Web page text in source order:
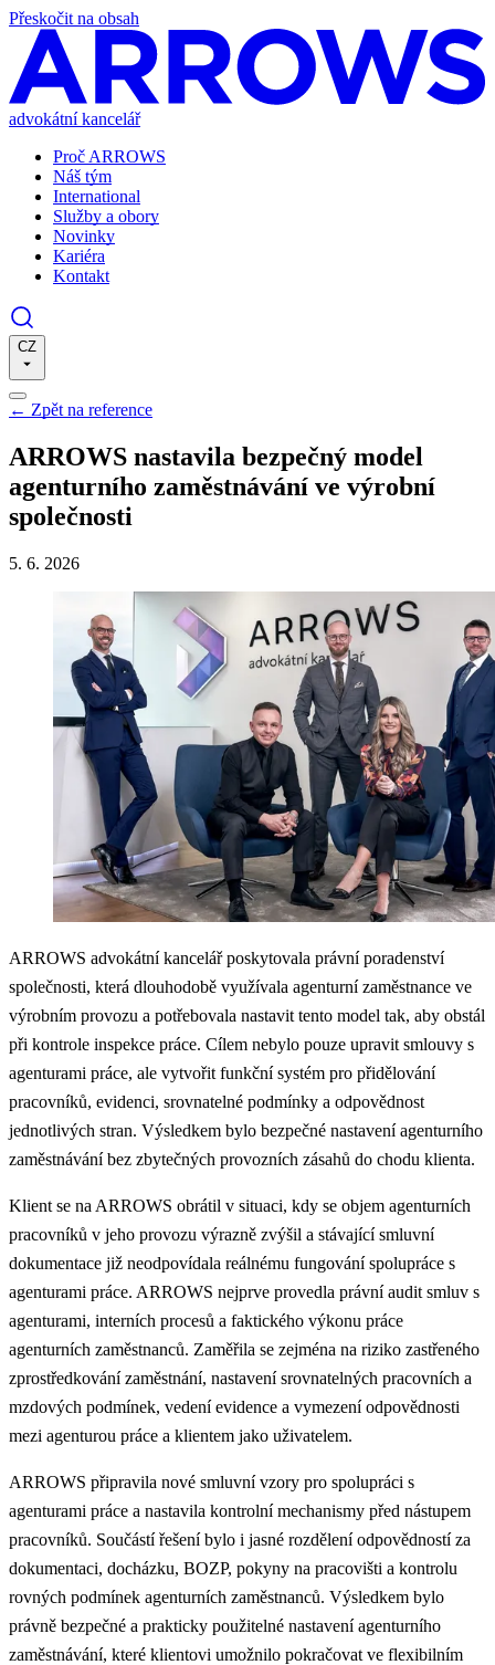
Přeskočit na obsah
advokátní kancelář
Proč ARROWS
Náš tým
International
Služby a obory
Novinky
Kariéra
Kontakt
CZ
← Zpět na reference
ARROWS nastavila bezpečný model
agenturního zaměstnávání ve výrobní
společnosti
5. 6. 2026
ARROWS advokátní kancelář poskytovala právní poradenství
společnosti, která dlouhodobě využívala agenturní zaměstnance ve
výrobním provozu a potřebovala nastavit tento model tak, aby obstál
při kontrole inspekce práce. Cílem nebylo pouze upravit smlouvy s
agenturami práce, ale vytvořit funkční systém pro přidělování
pracovníků, evidenci, srovnatelné podmínky a odpovědnost
jednotlivých stran. Výsledkem bylo bezpečné nastavení agenturního
zaměstnávání bez zbytečných provozních zásahů do chodu klienta.
Klient se na ARROWS obrátil v situaci, kdy se objem agenturních
pracovníků v jeho provozu výrazně zvýšil a stávající smluvní
dokumentace již neodpovídala reálnému fungování spolupráce s
agenturami práce. ARROWS nejprve provedla právní audit smluv s
agenturami, interních procesů a faktického výkonu práce
agenturních zaměstnanců. Zaměřila se zejména na riziko zastřeného
zprostředkování zaměstnání, nastavení srovnatelných pracovních a
mzdových podmínek, vedení evidence a vymezení odpovědnosti
mezi agenturou práce a klientem jako uživatelem.
ARROWS připravila nové smluvní vzory pro spolupráci s
agenturami práce a nastavila kontrolní mechanismy před nástupem
pracovníků. Součástí řešení bylo i jasné rozdělení odpovědností za
dokumentaci, docházku, BOZP, pokyny na pracovišti a kontrolu
rovných podmínek agenturních zaměstnanců. Výsledkem bylo
právně bezpečné a prakticky použitelné nastavení agenturního
zaměstnávání, které klientovi umožnilo pokračovat ve flexibilním